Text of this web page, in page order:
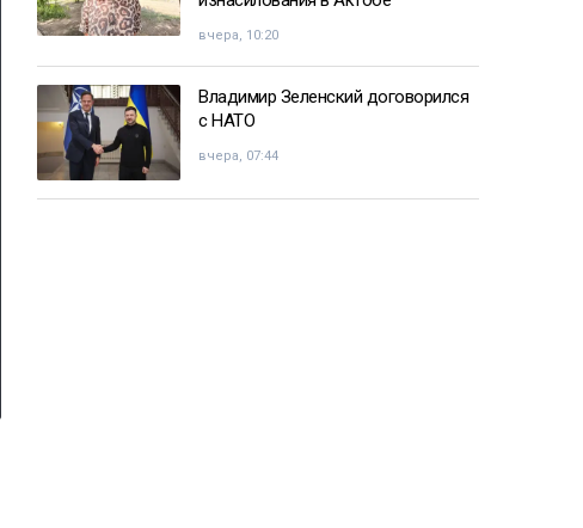
вчера, 10:20
Владимир Зеленский договорился
с НАТО
вчера, 07:44